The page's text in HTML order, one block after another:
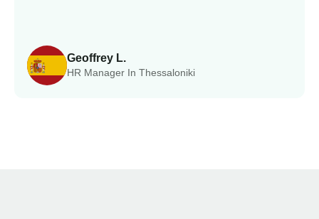
Geoffrey L.
HR Manager In Thessaloniki